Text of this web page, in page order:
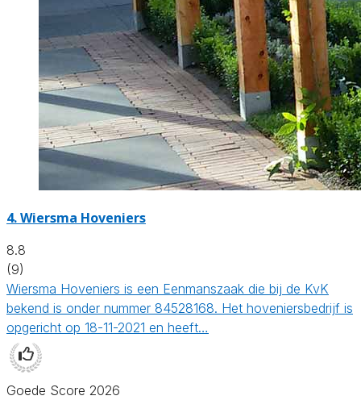
4.Wiersma Hoveniers
8.8
(9)
Wiersma Hoveniers is een Eenmanszaak die bij de KvK
bekend is onder nummer 84528168. Het hoveniersbedrijf is
opgericht op 18-11-2021 en heeft…
Goede Score 2026